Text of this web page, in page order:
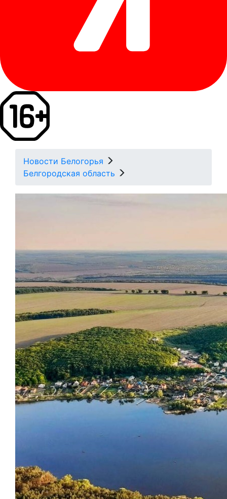
Новости Белогорья
Белгородская область